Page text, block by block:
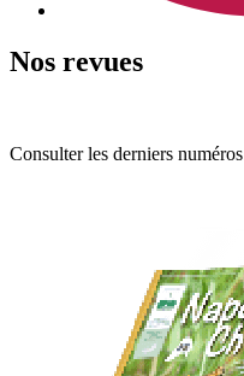
Nos revues
Consulter les derniers numéros